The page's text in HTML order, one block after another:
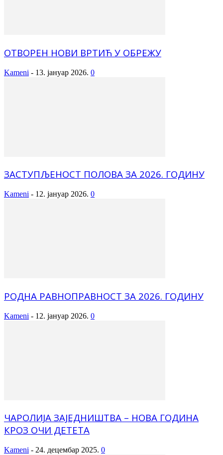
ОТВОРЕН НОВИ ВРТИЋ У ОБРЕЖУ
Kameni - 13. јануар 2026. 0
ЗАСТУПЉЕНОСТ ПОЛОВА ЗА 2026. ГОДИНУ
Kameni - 12. јануар 2026. 0
РОДНА РАВНОПРАВНОСТ ЗА 2026. ГОДИНУ
Kameni - 12. јануар 2026. 0
ЧАРОЛИЈА ЗАЈЕДНИШТВА – НОВА ГОДИНА
КРОЗ ОЧИ ДЕТЕТА
Kameni - 24. децембар 2025. 0